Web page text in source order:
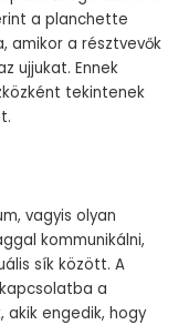
a planchette
amikor a résztvevők
ujjukat. Ennek
tekintenek
vagyis olyan
kommunikálni,
sík között. A
a
akik engedik, hogy